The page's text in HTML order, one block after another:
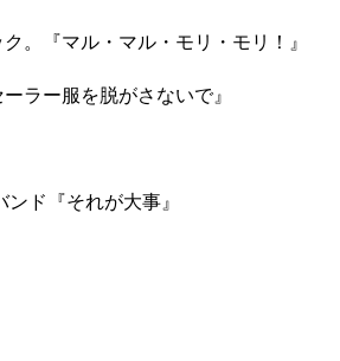
。『マル・マル・モリ・モリ！』
ラー服を脱がさないで』
ド『それが大事』